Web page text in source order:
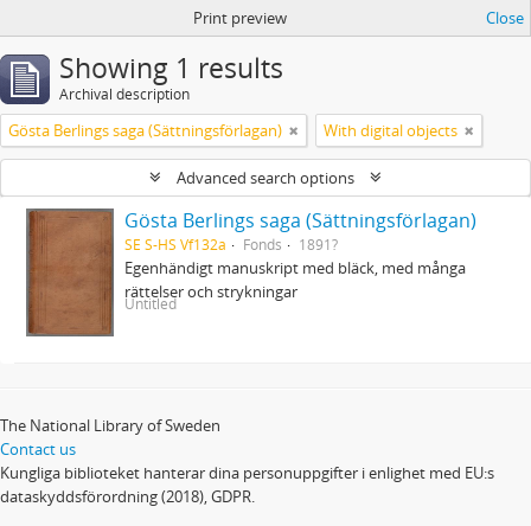
Print preview Close
Showing 1 results
Archival description
Gösta Berlings saga (Sättningsförlagan) With digital objects
Advanced search options
Gösta Berlings saga (Sättningsförlagan)
SE S-HS Vf132a Fonds 1891?
Egenhändigt manuskript med bläck, med många
rättelser och strykningar
Untitled
The National Library of Sweden
Contact us
Kungliga biblioteket hanterar dina personuppgifter i enlighet med EU:s
dataskyddsförordning (2018), GDPR.